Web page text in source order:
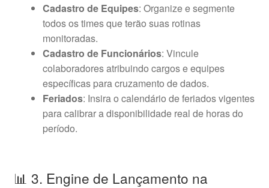
Cadastro de Equipes: Organize e segmente
todos os times que terão suas rotinas
monitoradas.
Cadastro de Funcionários: Vincule
colaboradores atribuindo cargos e equipes
específicas para cruzamento de dados.
Feriados: Insira o calendário de feriados vigentes
para calibrar a disponibilidade real de horas do
período.
📊 3. Engine de Lançamento na